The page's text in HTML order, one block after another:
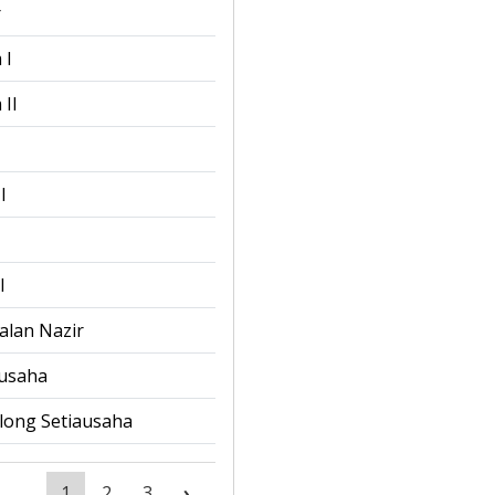
I
II
Nazir
Setiausaha